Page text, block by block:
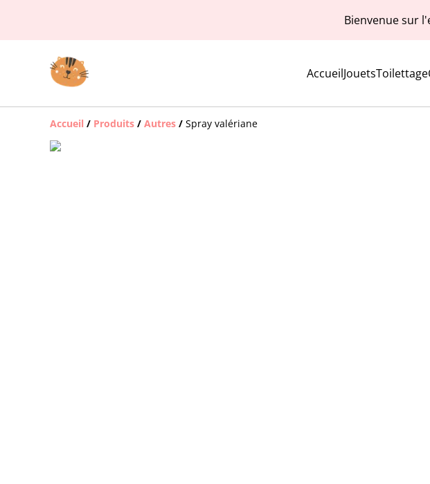
Bienvenue sur
AccueilJouetsToilettage
Accueil / Produits / Autres / Spray valériane